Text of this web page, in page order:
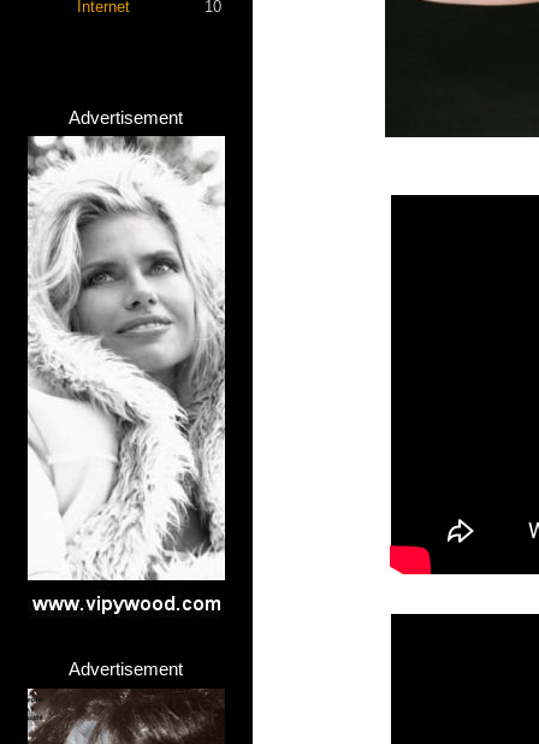
Internet 10
Advertisement
Advertisement